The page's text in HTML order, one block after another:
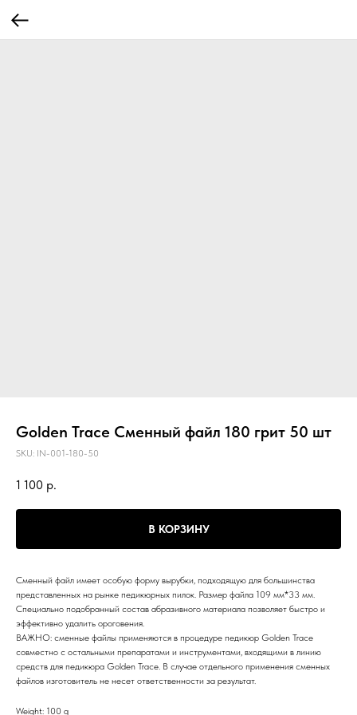
Golden Trace Сменный файл 180 грит 50 шт
SKU: IN-001-180-50
1 100 р.
В КОРЗИНУ
Сменный файл имеет особую форму вырубки, подходящую для большинства
представленных на рынке педикюрных пилок. Размер файла 109 мм*33 мм.
Специально подобранный состав абразивного материала позволяет быстро и
эффективно удалить ороговения.
ВАЖНО: сменные файлы применяются в процедуре педикюр Golden Trace
совместно с остальными препаратами и инструментами, входящими в линию
средств для педикюра Golden Trace. В случае отдельного применения сменных
файлов изготовитель не несет ответственности за результат.
Weight: 100 g